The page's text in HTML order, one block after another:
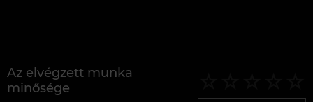
Az elvégzett munka
minősége